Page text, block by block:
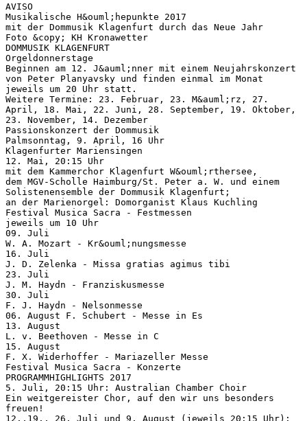
AVISO
Musikalische H&ouml;hepunkte 2017
mit der Dommusik Klagenfurt durch das Neue Jahr
Foto &copy; KH Kronawetter
DOMMUSIK KLAGENFURT
Orgeldonnerstage
Beginnen am 12. J&auml;nner mit einem Neujahrskonzert
von Peter Planyavsky und finden einmal im Monat
jeweils um 20 Uhr statt.
Weitere Termine: 23. Februar, 23. M&auml;rz, 27.
April, 18. Mai, 22. Juni, 28. September, 19. Oktober,
23. November, 14. Dezember
Passionskonzert der Dommusik
Palmsonntag, 9. April, 16 Uhr
Klagenfurter Mariensingen
12. Mai, 20:15 Uhr
mit dem Kammerchor Klagenfurt W&ouml;rthersee,
dem MGV-Scholle Haimburg/St. Peter a. W. und einem
Solistenensemble der Dommusik Klagenfurt;
an der Marienorgel: Domorganist Klaus Kuchling
Festival Musica Sacra - Festmessen
jeweils um 10 Uhr
09. Juli
W. A. Mozart - Kr&ouml;nungsmesse
16. Juli
J. D. Zelenka - Missa gratias agimus tibi
23. Juli
J. M. Haydn - Franziskusmesse
30. Juli
F. J. Haydn - Nelsonmesse
06. August F. Schubert - Messe in Es
13. August
L. v. Beethoven - Messe in C
15. August
F. X. Widerhoffer - Mariazeller Messe
Festival Musica Sacra - Konzerte
PROGRAMMHIGHLIGHTS 2017
5. Juli, 20:15 Uhr: Australian Chamber Choir
Ein weitgereister Chor, auf den wir uns besonders
freuen!
12.,19., 26. Juli und 9. August (jeweils 20:15 Uhr):